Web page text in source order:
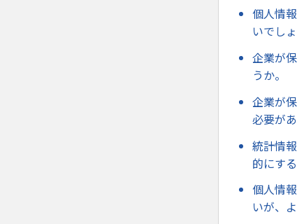
個人情
いでし
企業が
うか。
企業が
必要が
統計情
的にす
個人情
いが、